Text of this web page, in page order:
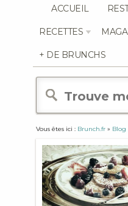
ACCUEIL
RECETTES
+ DE BRUNCHS
Vous êtes ici : Brunch.fr » Blog